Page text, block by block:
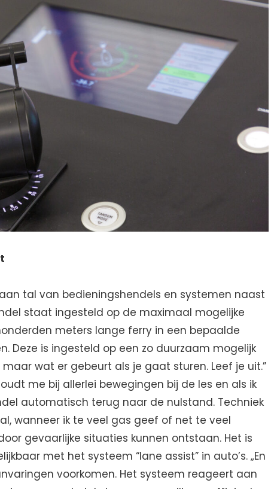
tal van bedieningshendels en systemen naast
staat ingesteld op de maximaal mogelijke
meters lange ferry in een bepaalde
Deze is ingesteld op een zo duurzaam mogelijk
wat er gebeurt als je gaat sturen. Leef je uit.”
me bij allerlei bewegingen bij de les en als ik
automatisch terug naar de nulstand. Techniek
wanneer ik te veel gas geef of net te veel
gevaarlijke situaties kunnen ontstaan. Het is
met het systeem “lane assist” in auto’s. „En
voorkomen. Het systeem reageert aan